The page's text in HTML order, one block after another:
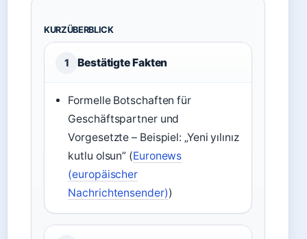
KURZÜBERBLICK
1 Bestätigte Fakten
Formelle Botschaften für
Geschäftspartner und
Vorgesetzte – Beispiel: „Yeni yılınız
kutlu olsun” (Euronews
(europäischer
Nachrichtensender))